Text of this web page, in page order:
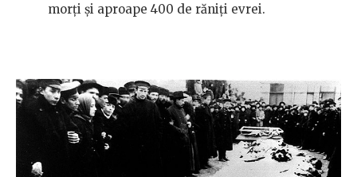
morți și aproape 400 de răniți evrei.